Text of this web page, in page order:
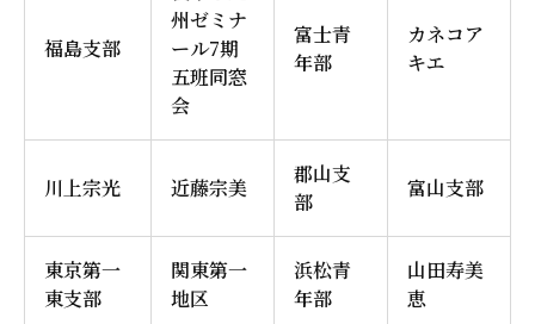
福島支部
州ゼミナ
ール7期
五班同窓
会
富士青
年部
カネコア
キエ
川上宗光 近藤宗美
郡山支
部
富山支部
東京第一
東支部
関東第一
地区
浜松青
年部
山田寿美
恵